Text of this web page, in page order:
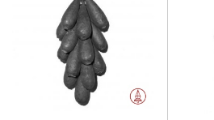
Выберите количество: